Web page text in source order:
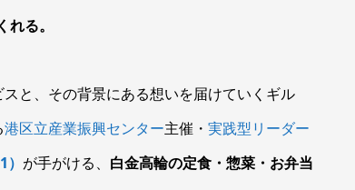
る。
と、その背景にある想いを届けていくギル
港区立産業振興センター主催・ 実践型リーダー
） が手がける、 白金高輪の定食・惣菜・お弁当